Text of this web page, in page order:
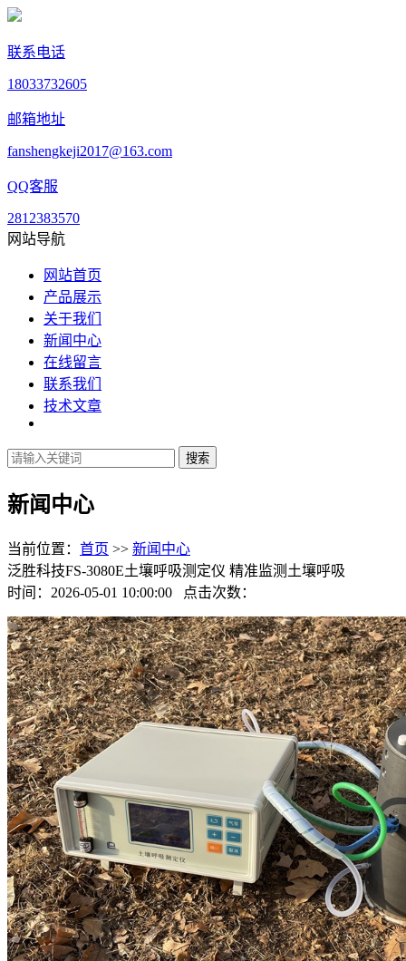
联系电话
18033732605
邮箱地址
fanshengkeji2017@163.com
QQ客服
2812383570
网站导航
网站首页
产品展示
关于我们
新闻中心
在线留言
联系我们
技术文章
新闻中心
当前位置： 首页 >> 新闻中心
泛胜科技FS-3080E土壤呼吸测定仪 精准监测土壤呼吸
时间：2026-05-01 10:00:00 点击次数：